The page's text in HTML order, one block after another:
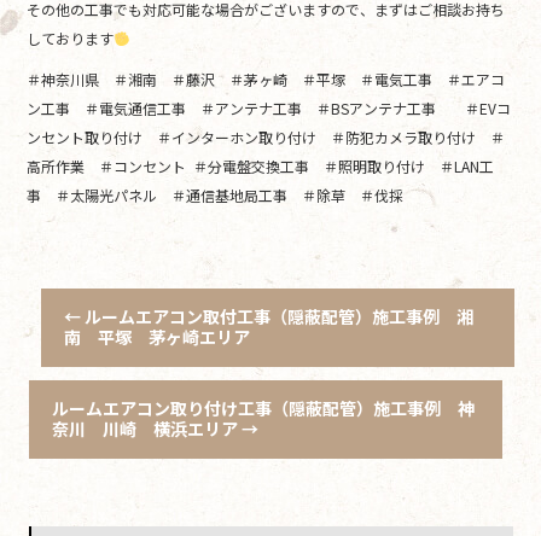
その他の工事でも対応可能な場合がございますので、まずはご相談お持ち
しております
＃神奈川県 ＃湘南 ＃藤沢 ＃茅ヶ崎 ＃平塚 ＃電気工事 ＃エアコ
ン工事 ＃電気通信工事 ＃アンテナ工事 ＃BSアンテナ工事 ＃EVコ
ンセント取り付け ＃インターホン取り付け ＃防犯カメラ取り付け ＃
高所作業 ＃コンセント ＃分電盤交換工事 ＃照明取り付け ＃LAN工
事 ＃太陽光パネル ＃通信基地局工事 ＃除草 ＃伐採
← ルームエアコン取付工事（隠蔽配管）施工事例 湘
南 平塚 茅ヶ崎エリア
ルームエアコン取り付け工事（隠蔽配管）施工事例 神
奈川 川崎 横浜エリア→